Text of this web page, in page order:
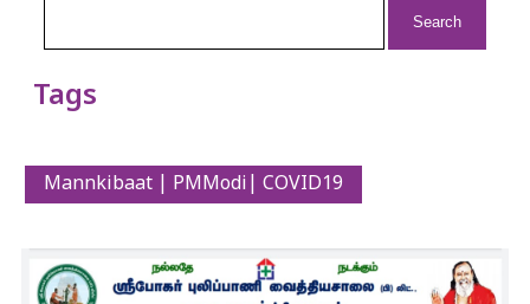
Tags
Mannkibaat | PMModi| COVID19